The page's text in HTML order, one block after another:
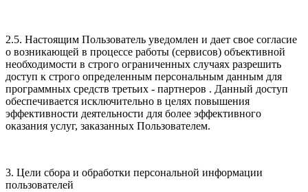
2.5. Настоящим Пользователь уведомлен и дает свое согласие
о возникающей в процессе работы (сервисов) объективной
необходимости в строго ограниченных случаях разрешить
доступ к строго определенным персональным данным для
программных средств третьих - партнеров . Данный доступ
обеспечивается исключительно в целях повышения
эффективности деятельности для более эффективного
оказания услуг, заказанных Пользователем.
3. Цели сбора и обработки персональной информации
пользователей